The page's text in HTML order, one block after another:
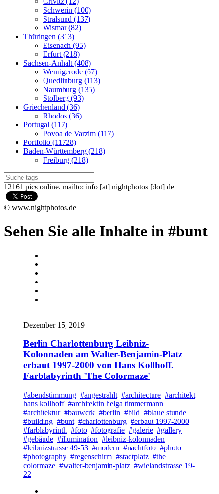
Schwerin (100)
Stralsund (137)
Wismar (82)
Thüringen (313)
Eisenach (95)
Erfurt (218)
Sachsen-Anhalt (408)
Wernigerode (67)
Quedlinburg (113)
Naumburg (135)
Stolberg (93)
Griechenland (36)
Rhodos (36)
Portugal (117)
Povoa de Varzim (117)
Portfolio (11728)
Baden-Württemberg (218)
Freiburg (218)
12161 pics online. mailto: info [at] nightphotos [dot] de
© www.nightphotos.de
Sehen Sie alle Inhalte in #bunt
Dezember 15, 2019
Berlin Charlottenburg Leibniz-
Kolonnaden am Walter-Benjamin-Platz
erbaut 1997-2000 von Hans Kollhoff.
Farblabyrinth 'The Colormaze'
#abendstimmung #angestrahlt #architecture #architekt
hans kollhoff #architektin helga timmermann
#architektur #bauwerk #berlin #bild #blaue stunde
#building #bunt #charlottenburg #erbaut 1997-2000
#farblabyrinth #foto #fotografie #galerie #gallery
#gebäude #illumination #leibniz-kolonnaden
#leibnizstrasse 49-53 #modern #nachtfoto #photo
#photography #regenschirm #stadtplatz #the
colormaze #walter-benjamin-platz #wielandstrasse 19-
22